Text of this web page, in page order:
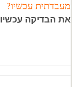
מעבדתית עכשיו?
את הבדיקה עכשיו